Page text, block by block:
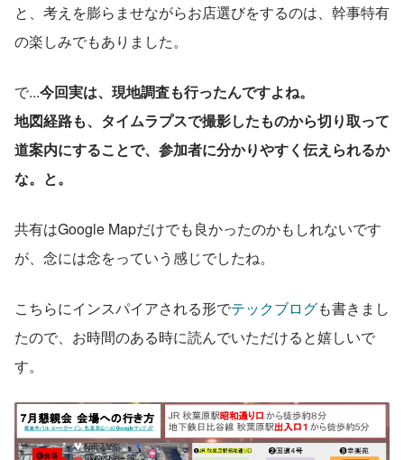
と、考えを膨らませながらお店選びをするのは、幹事特有
の楽しみでもありました。
で...今回実は、現地調査も行ったんですよね。
地図経路も、タイムラプスで撮影したものから切り取って
道案内にすることで、参加者に分かりやすく伝えられるか
な。と。
共有はGoogle Mapだけでも良かったのかもしれないです
が、念には念をっていう感じでしたね。
こちらにインスパイアされる形でテックブログも書きまし
たので、お時間のある時に読んでいただけると嬉しいで
す。